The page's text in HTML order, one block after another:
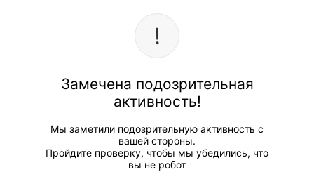
Замечена подозрительная
активность!
Мы заметили подозрительную активность с
вашей стороны.
Пройдите проверку, чтобы мы убедились, что
вы не робот